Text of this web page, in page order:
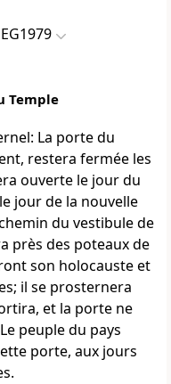
Temple
La porte du
restera fermée les
ouverte le jour du
jour de la nouvelle
du vestibule de
près des poteaux de
son holocauste et
il se prosternera
et la porte ne
Le peuple du pays
porte, aux jours